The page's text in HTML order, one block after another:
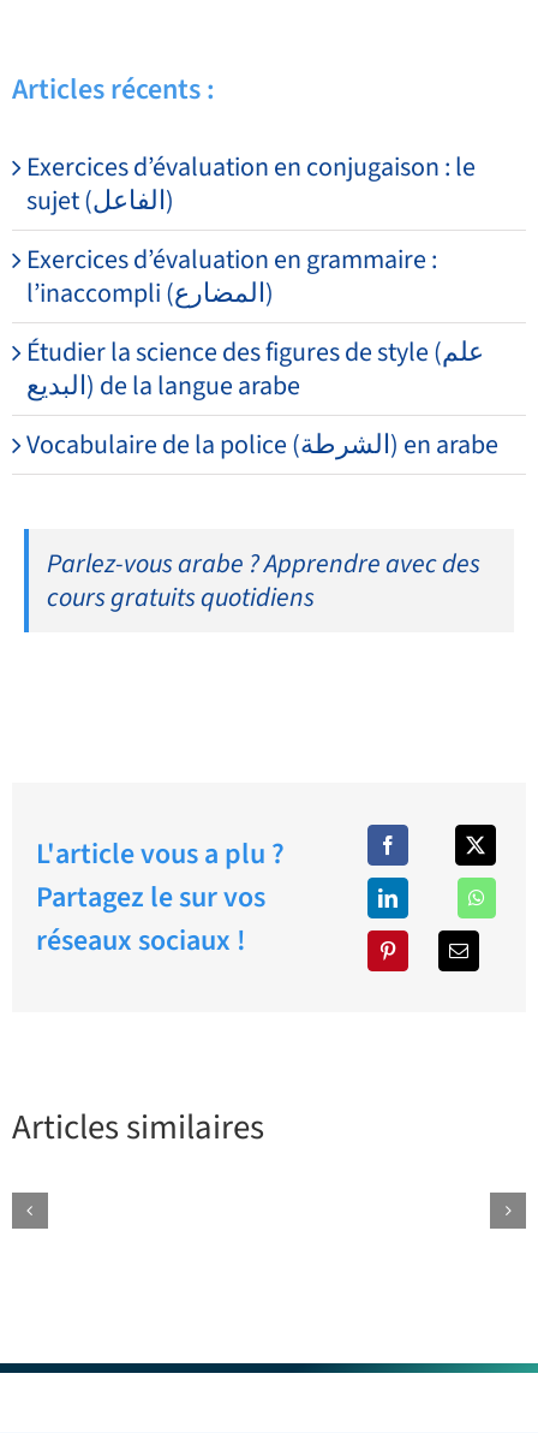
Articles récents :
Exercices d’évaluation en conjugaison : le
sujet (الفاعل)
Exercices d’évaluation en grammaire :
l’inaccompli (المضارع)
Étudier la science des figures de style (علم
البديع) de la langue arabe
Vocabulaire de la police (الشرطة) en arabe
Parlez-vous arabe ? Apprendre avec des
cours gratuits quotidiens
L'article vous a plu ?
Partagez le sur vos
réseaux sociaux !
Articles similaires